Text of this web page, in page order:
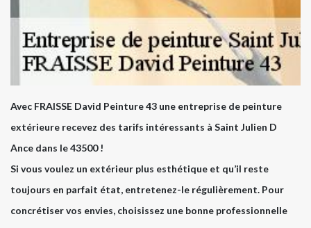
Avec FRAISSE David Peinture 43 une entreprise de peinture
extérieure recevez des tarifs intéressants à Saint Julien D
Ance dans le 43500 !
Si vous voulez un extérieur plus esthétique et qu’il reste
toujours en parfait état, entretenez-le régulièrement. Pour
concrétiser vos envies, choisissez une bonne professionnelle